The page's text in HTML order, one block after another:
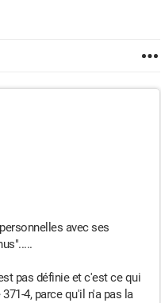
avec ses
pas définie et c'est ce qui
4, parce qu'il n'a pas la